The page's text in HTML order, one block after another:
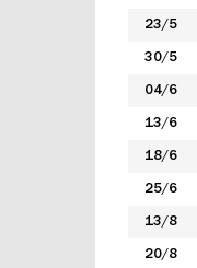
23/5
30/5
04/6
13/6
18/6
25/6
13/8
20/8